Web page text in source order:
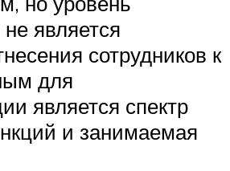
является
сотрудников к
для
является спектр
и занимаемая